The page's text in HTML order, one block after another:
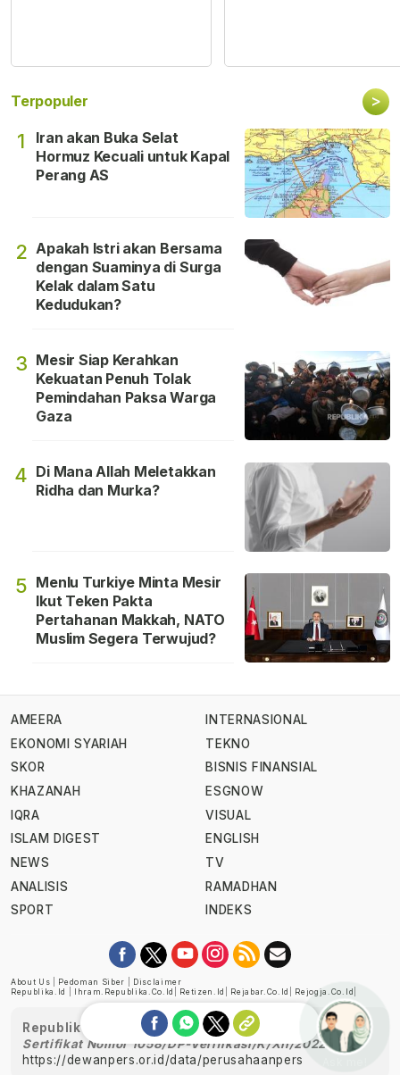
Terpopuler >
1
Iran akan Buka Selat
Hormuz Kecuali untuk Kapal
Perang AS
2 Apakah Istri akan Bersama
dengan Suaminya di Surga
Kelak dalam Satu
Kedudukan?
3 Mesir Siap Kerahkan
Kekuatan Penuh Tolak
Pemindahan Paksa Warga
Gaza
4 Di Mana Allah Meletakkan
Ridha dan Murka?
5 Menlu Turkiye Minta Mesir
Ikut Teken Pakta
Pertahanan Makkah, NATO
Muslim Segera Terwujud?
AMEERA
EKONOMI SYARIAH
SKOR
KHAZANAH
IQRA
ISLAM DIGEST
NEWS
ANALISIS
SPORT
INTERNASIONAL
TEKNO
BISNIS FINANSIAL
ESGNOW
VISUAL
ENGLISH
TV
RAMADHAN
INDEKS
About Us Pedoman Siber
Disclaimer
Republika.id
Ihram.republika.co.id Retizen.id Rejabar.co.id Rejogja.co.id
Republika telah diverifikasi oleh Dewan Pers
Sertifikat Nomor 1058/DP-Verifikasi/K/XII/2022
https://dewanpers.or.id/data/perusahaanpers